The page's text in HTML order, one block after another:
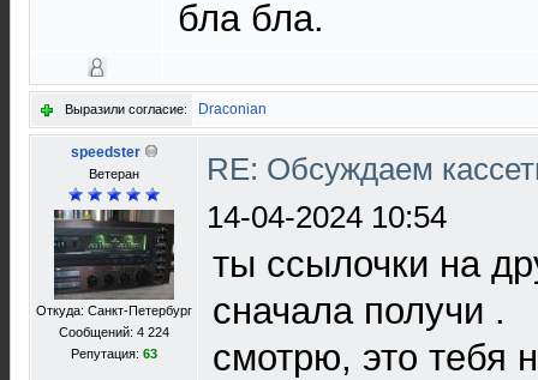
бла бла.
Выразили согласие: Draconian
speedster
Ветеран
Откуда: Санкт-Петербург
Сообщений: 4 224
Репутация: 63
RE: Обсуждаем
14-04-2024 10:54
ты ссылочки на
сначала получи .
смотрю, это тебя